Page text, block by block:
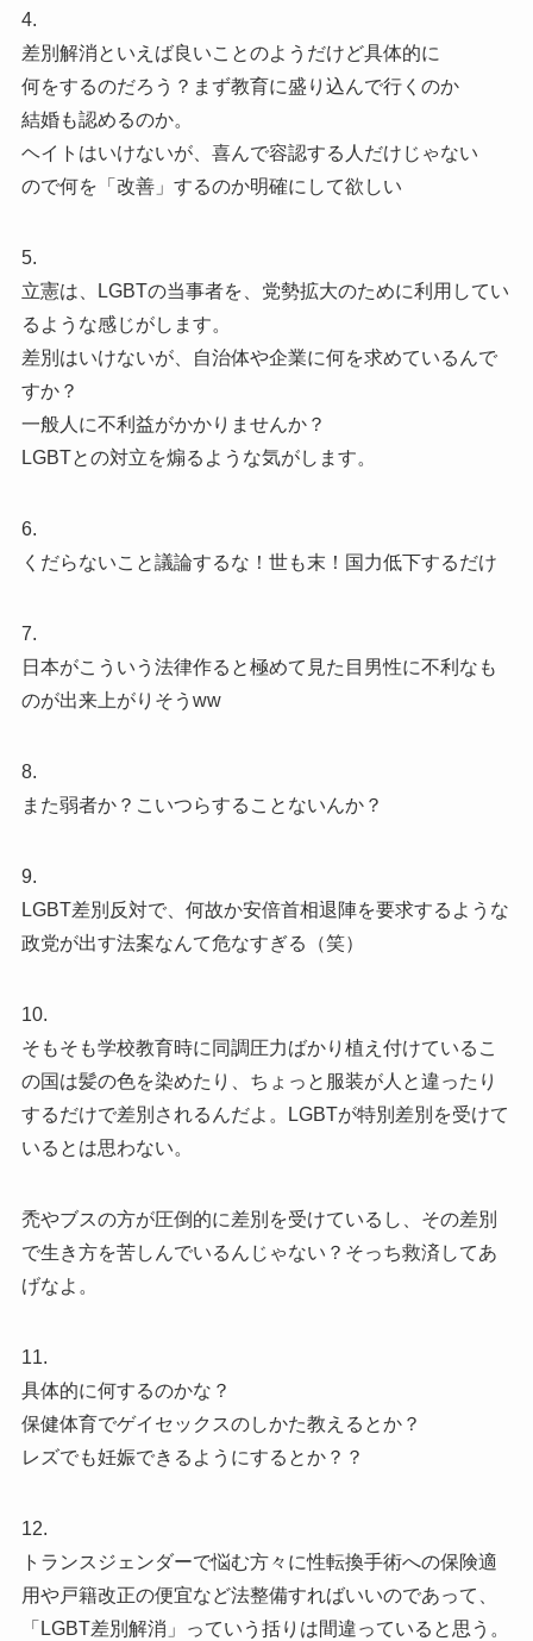
4.
差別解消といえば良いことのようだけど具体的に
何をするのだろう？まず教育に盛り込んで行くのか
結婚も認めるのか。
ヘイトはいけないが、喜んで容認する人だけじゃない
ので何を「改善」するのか明確にして欲しい
5.
立憲は、LGBTの当事者を、党勢拡大のために利用してい
るような感じがします。
差別はいけないが、自治体や企業に何を求めているんで
すか？
一般人に不利益がかかりませんか？
LGBTとの対立を煽るような気がします。
6.
くだらないこと議論するな！世も末！国力低下するだけ
7.
日本がこういう法律作ると極めて見た目男性に不利なも
のが出来上がりそうww
8.
また弱者か？こいつらすることないんか？
9.
LGBT差別反対で、何故か安倍首相退陣を要求するような
政党が出す法案なんて危なすぎる（笑）
10.
そもそも学校教育時に同調圧力ばかり植え付けているこ
の国は髪の色を染めたり、ちょっと服装が人と違ったり
するだけで差別されるんだよ。LGBTが特別差別を受けて
いるとは思わない。
禿やブスの方が圧倒的に差別を受けているし、その差別
で生き方を苦しんでいるんじゃない？そっち救済してあ
げなよ。
11.
具体的に何するのかな？
保健体育でゲイセックスのしかた教えるとか？
レズでも妊娠できるようにするとか？？
12.
トランスジェンダーで悩む方々に性転換手術への保険適
用や戸籍改正の便宜など法整備すればいいのであって、
「LGBT差別解消」っていう括りは間違っていると思う。